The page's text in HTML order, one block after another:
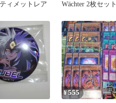
ィメットレア
Wächter 2枚セット
¥555